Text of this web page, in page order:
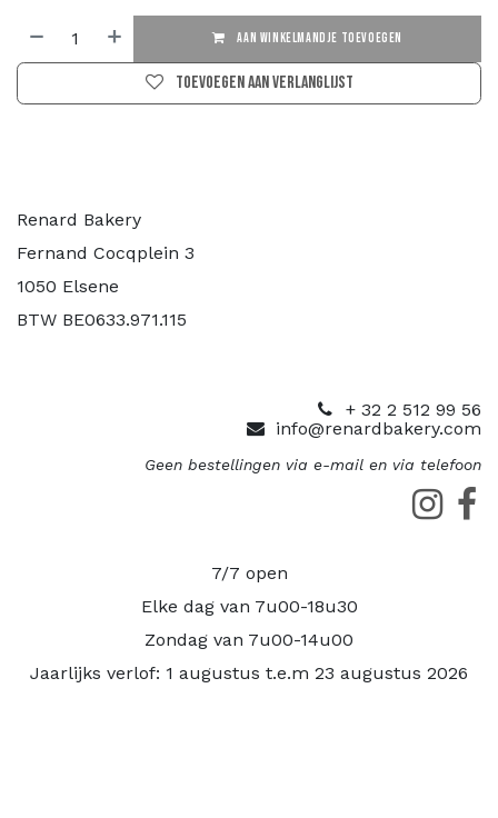
AAN WINKELMANDJE TOEVOEGEN
Toevoegen aan verlanglijst
Renard Bakery
Fernand Cocqplein 3
1050 Elsene
BTW BE0633.971.115
+ 32 2 512 99 56
info@renardbakery.com
Geen bestellingen via e-mail en via telefoon
7/7 open
Elke dag van 7u00-18u30
Zondag van 7u00-14u00
Jaarlijks verlof: 1 augustus t.e.m 23 augustus 2026